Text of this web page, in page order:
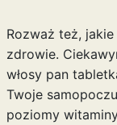
Rozważ też,
zdrowie.
włosy pan
Twoje
poziomy